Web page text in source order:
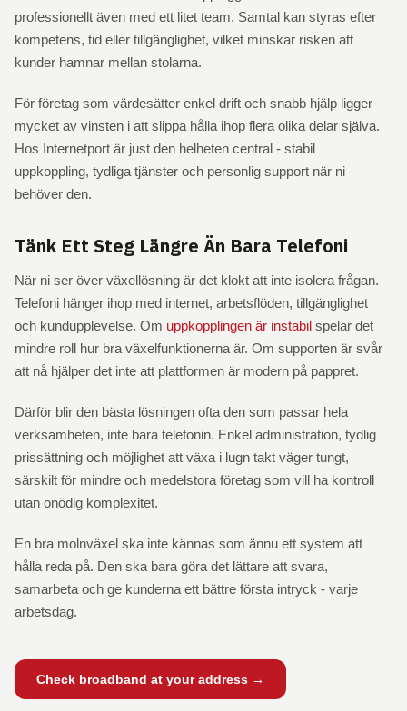
professionellt även med ett litet team. Samtal kan styras efter
kompetens, tid eller tillgänglighet, vilket minskar risken att
kunder hamnar mellan stolarna.
För företag som värdesätter enkel drift och snabb hjälp ligger
mycket av vinsten i att slippa hålla ihop flera olika delar själva.
Hos Internetport är just den helheten central - stabil
uppkoppling, tydliga tjänster och personlig support när ni
behöver den.
Tänk Ett Steg Längre Än Bara Telefoni
När ni ser över växellösning är det klokt att inte isolera frågan.
Telefoni hänger ihop med internet, arbetsflöden, tillgänglighet
och kundupplevelse. Om uppkopplingen är instabil spelar det
mindre roll hur bra växelfunktionerna är. Om supporten är svår
att nå hjälper det inte att plattformen är modern på pappret.
Därför blir den bästa lösningen ofta den som passar hela
verksamheten, inte bara telefonin. Enkel administration, tydlig
prissättning och möjlighet att växa i lugn takt väger tungt,
särskilt för mindre och medelstora företag som vill ha kontroll
utan onödig komplexitet.
En bra molnväxel ska inte kännas som ännu ett system att
hålla reda på. Den ska bara göra det lättare att svara,
samarbeta och ge kunderna ett bättre första intryck - varje
arbetsdag.
Check broadband at your address →